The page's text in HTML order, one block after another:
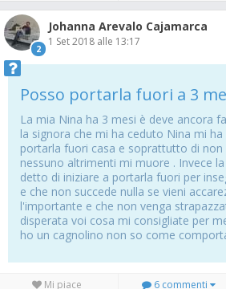
2
Johanna Arevalo Cajamarca
1 Set 2018 alle 13:17
Posso portarla fuori a 3
La mia Nina ha 3 mesi è deve ancora
la signora che mi ha ceduto Nina mi
portarla fuori casa e soprattutto di non
nessuno altrimenti mi muore . Invece
detto di iniziare a portarla fuori per
e che non succede nulla se vieni
l'importante e che non venga
disperata voi cosa mi consigliate per
ho un cagnolino non so come
Mi piace 6 commenti